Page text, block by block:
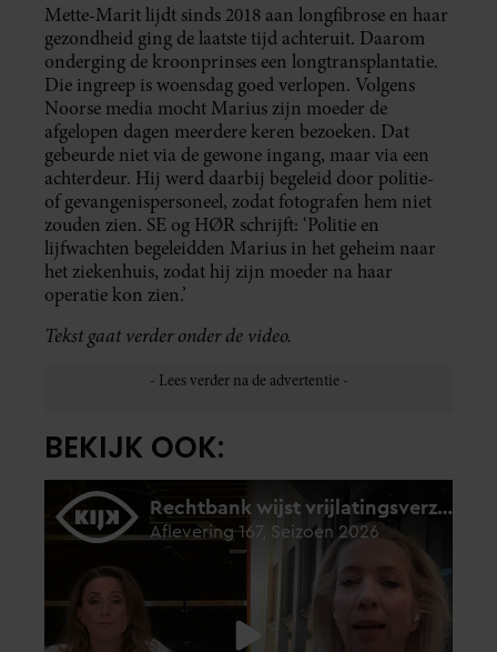
Mette-Marit lijdt sinds 2018 aan longfibrose en haar
gezondheid ging de laatste tijd achteruit. Daarom
onderging de kroonprinses een longtransplantatie.
Die ingreep is woensdag goed verlopen. Volgens
Noorse media mocht Marius zijn moeder de
afgelopen dagen meerdere keren bezoeken. Dat
gebeurde niet via de gewone ingang, maar via een
achterdeur. Hij werd daarbij begeleid door politie-
of gevangenispersoneel, zodat fotografen hem niet
zouden zien. SE og HØR schrijft: ‘Politie en
lijfwachten begeleidden Marius in het geheim naar
het ziekenhuis, zodat hij zijn moeder na haar
operatie kon zien.’
Tekst gaat verder onder de video.
BEKIJK OOK: